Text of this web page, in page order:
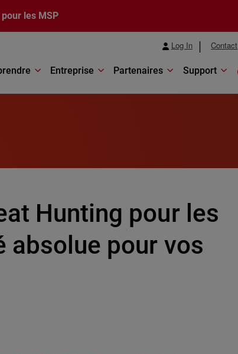
les MSP
Log In Contact
Entreprise Partenaires Support
Hunting pour les
absolue pour vos